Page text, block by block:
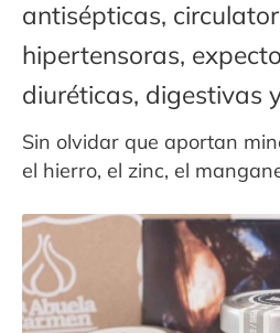
antisépticas,
hipertensoras,
diuréticas, digestivas
Sin olvidar que aportan
el hierro, el zinc, el